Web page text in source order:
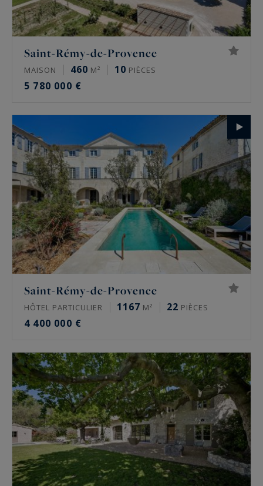
Saint-Rémy-de-Provence
MAISON 460 M² 10 PIÈCES
5 780 000 €
Saint-Rémy-de-Provence
HÔTEL PARTICULIER 1167 M² 22 PIÈCES
4 400 000 €